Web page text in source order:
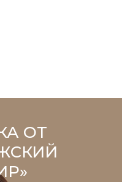
ОТ